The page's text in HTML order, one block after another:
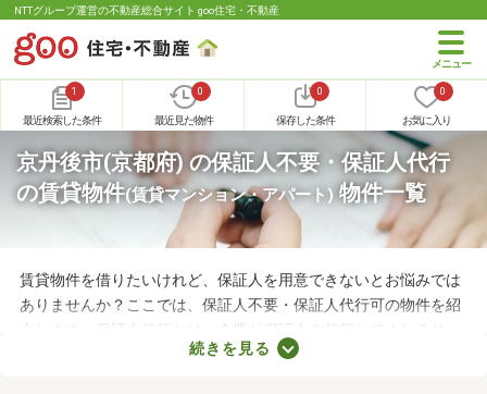
NTTグループ運営の不動産総合サイト goo住宅・不動産
1
最近検索した条件
0
最近見た物件
0
保存した条件
0
お気に入り
京丹後市(京都府) の保証人不要・保証人代行
の賃貸物件(賃貸マンション・アパート) 物件一覧
賃貸物件を借りたいけれど、保証人を用意できないとお悩みでは
ありませんか？ここでは、保証人不要・保証人代行可の物件を紹
介します。保証人代行とは、企業が保証人を代行してくれるサー
ビスです。保証人を用意できなくてもお部屋を借りられるので、
続きを見る